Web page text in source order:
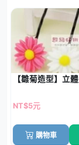
【雛菊造型】立
NT$5元
購物車